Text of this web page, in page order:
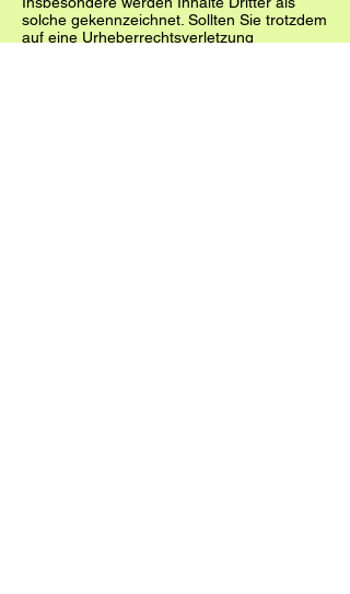
solche gekennzeichnet. Sollten Sie trotzdem
auf eine Urheberrechtsverletzung